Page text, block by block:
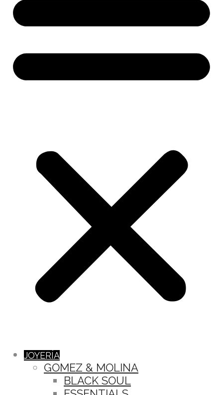
JOYERÍA
GOMEZ & MOLINA
BLACK SOUL